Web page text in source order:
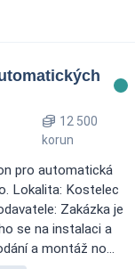
12 500
korun
pro automatická
Lokalita: Kostelec
Zakázka je
se na instalaci a
a montáž no...